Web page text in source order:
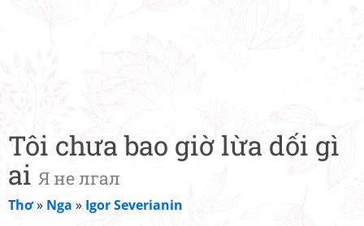
Tôi chưa bao giờ lừa dối gì
ai Я не лгал
Thơ» Nga » Igor Severianin